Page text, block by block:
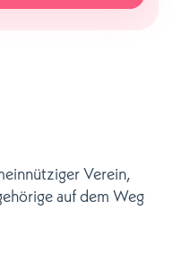
Verein,
auf dem Weg